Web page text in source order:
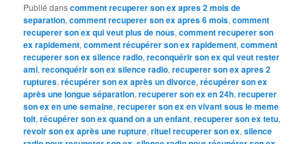
Publié danscomment recuperer son ex apres 2 mois de
separation,comment recuperer son ex apres 6 mois,comment
recuperer son ex qui veut plus de nous,comment recuperer son
ex rapidement,comment récupérer son ex rapidement,comment
recuperer son ex silence radio,reconquérir son ex qui veut rester
ami,reconquérir son ex silence radio,recuperer son ex apres 2
ruptures,récupérer son ex après un divorce,récupérer son ex
après une longue séparation,recuperer son ex en 24h,recuperer
son ex en une semaine,recuperer son ex en vivant sous le meme
toit,récupérer son ex quand on a un enfant,recuperer son ex tetu,
revoir son ex après une rupture,rituel recuperer son ex,silence